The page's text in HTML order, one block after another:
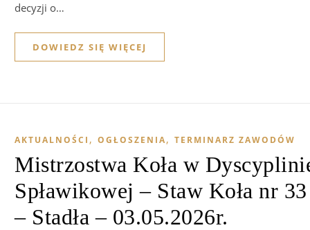
decyzji o…
DOWIEDZ SIĘ WIĘCEJ
AKTUALNOŚCI , OGŁOSZENIA, TERMINARZ ZAWODÓW
Mistrzostwa Koła w
Spławikowej – Staw Koła nr 33
– Stadła – 03.05.2026r.